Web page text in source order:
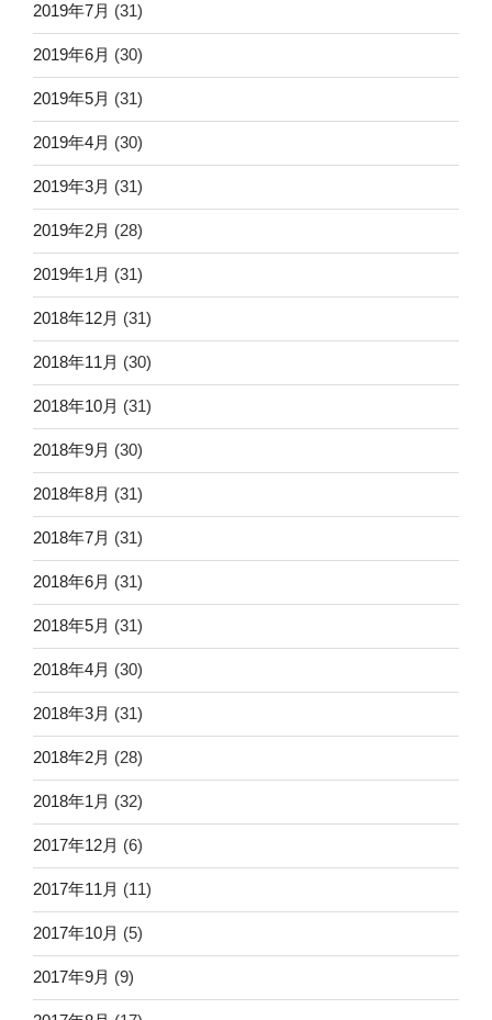
2019年7月 (31)
2019年6月 (30)
2019年5月 (31)
2019年4月 (30)
2019年3月 (31)
2019年2月 (28)
2019年1月 (31)
2018年12月 (31)
2018年11月 (30)
2018年10月 (31)
2018年9月 (30)
2018年8月 (31)
2018年7月 (31)
2018年6月 (31)
2018年5月 (31)
2018年4月 (30)
2018年3月 (31)
2018年2月 (28)
2018年1月 (32)
2017年12月 (6)
2017年11月 (11)
2017年10月 (5)
2017年9月 (9)